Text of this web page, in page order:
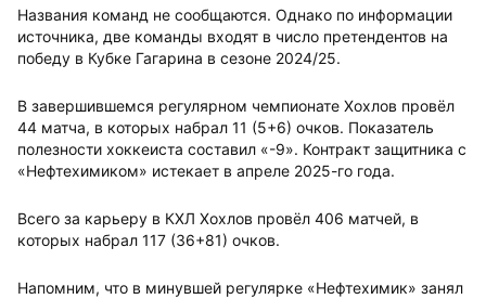
Названия команд не сообщаются. Однако по информации
источника, две команды входят в число претендентов на
победу в Кубке Гагарина в сезоне 2024/25.
В завершившемся регулярном чемпионате Хохлов провёл
44 матча, в которых набрал 11 (5+6) очков. Показатель
полезности хоккеиста составил «-9». Контракт защитника с
«Нефтехимиком» истекает в апреле 2025-го года.
Всего за карьеру в КХЛ Хохлов провёл 406 матчей, в
которых набрал 117 (36+81) очков.
Напомним, что в минувшей регулярке «Нефтехимик» занял